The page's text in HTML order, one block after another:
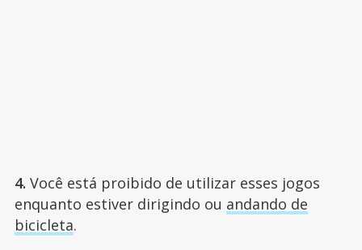
4. Você está proibido de utilizar esses jogos
enquanto estiver dirigindo ou andando de
bicicleta.